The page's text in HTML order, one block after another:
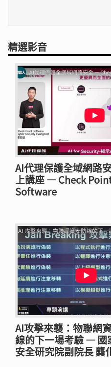
精選影音
AI代理保護全域網路
上講座 — Check
Software
AI攻擊來襲：物聯網
線的下一場考驗 — 國
安全研究院副院長 龔